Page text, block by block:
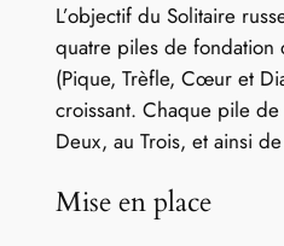
L’objectif du Solitaire
quatre piles de fondation
(Pique, Trèfle, Cœur et
croissant. Chaque pile de
Deux, au Trois, et ainsi
Mise en place